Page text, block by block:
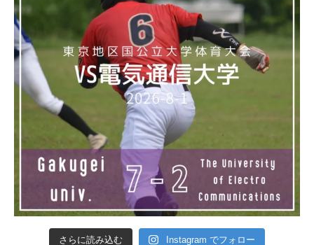
さらに読み込む Instagram でフォロー